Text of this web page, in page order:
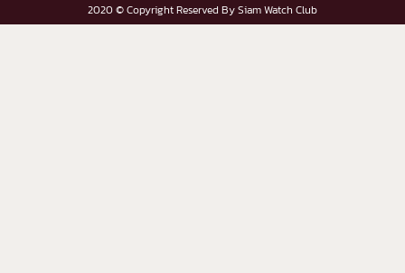
2020 © Copyright Reserved By Siam Watch Club